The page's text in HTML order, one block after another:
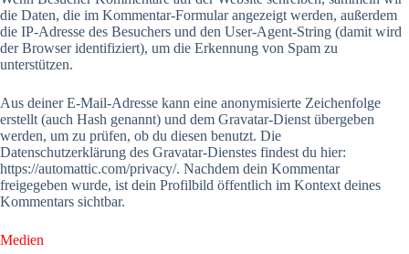
die Daten, die im Kommentar-Formular angezeigt werden, außerdem
die IP-Adresse des Besuchers und den User-Agent-String (damit wird
der Browser identifiziert), um die Erkennung von Spam zu
unterstützen.
Aus deiner E-Mail-Adresse kann eine anonymisierte Zeichenfolge
erstellt (auch Hash genannt) und dem Gravatar-Dienst übergeben
werden, um zu prüfen, ob du diesen benutzt. Die
Datenschutzerklärung des Gravatar-Dienstes findest du hier:
https://automattic.com/privacy/. Nachdem dein Kommentar
freigegeben wurde, ist dein Profilbild öffentlich im Kontext deines
Kommentars sichtbar.
Medien